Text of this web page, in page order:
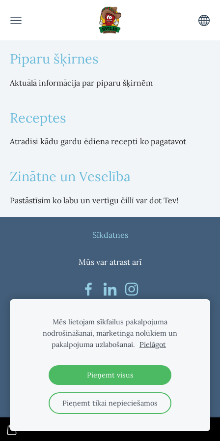
Piparu šķirnes
Aktuālā informācija par piparu šķirnēm
Receptes
Atradīsi kādu gardu ēdiena recepti ko pagatavot
Zinātne un Veselība
Pastāstīsim ko labu un vertīgu čillī var dot Tev!
Sīkdatnes
Mūs var atrast arī
Mēs lietojam sīkfailus pakalpojuma
nodrošināšanai, mārketinga nolūkiem un
pakalpojuma uzlabošanai.
Pielāgot
Pieņemt visus
Pieņemt tikai nepieciešamos